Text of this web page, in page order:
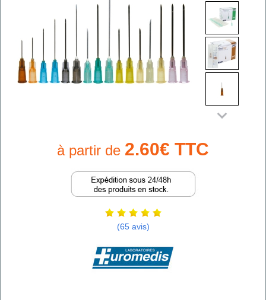
à partir de 2.60€ TTC
(65 avis)